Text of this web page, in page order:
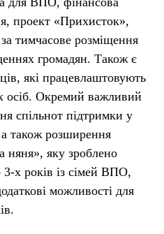
проект «Прихисток»,
тимчасове розміщення
громадян. Також є
які працевлаштовують
осіб. Окремий важливий
спільнот підтримки у
а також розширення
няня», яку зроблено
3-х років із сімей ВПО,
можливості для